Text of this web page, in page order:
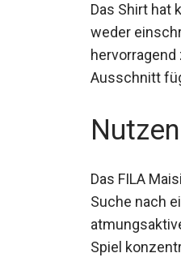
Das Shirt hat
weder
Ausschnitt
Das FILA
Suche nach
Spiel